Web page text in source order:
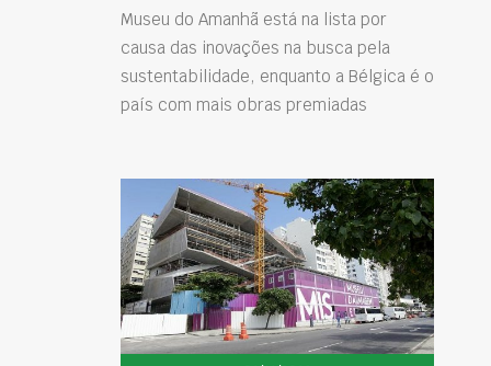
Museu do Amanhã está na lista por
causa das inovações na busca pela
sustentabilidade, enquanto a Bélgica é o
país com mais obras premiadas